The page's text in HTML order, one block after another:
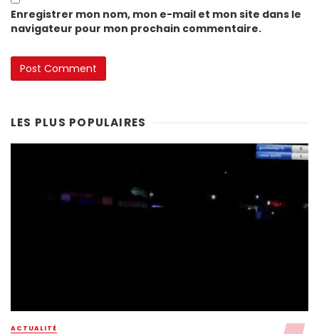
Enregistrer mon nom, mon e-mail et mon site dans le
navigateur pour mon prochain commentaire.
LES PLUS POPULAIRES
ACTUALITÉ